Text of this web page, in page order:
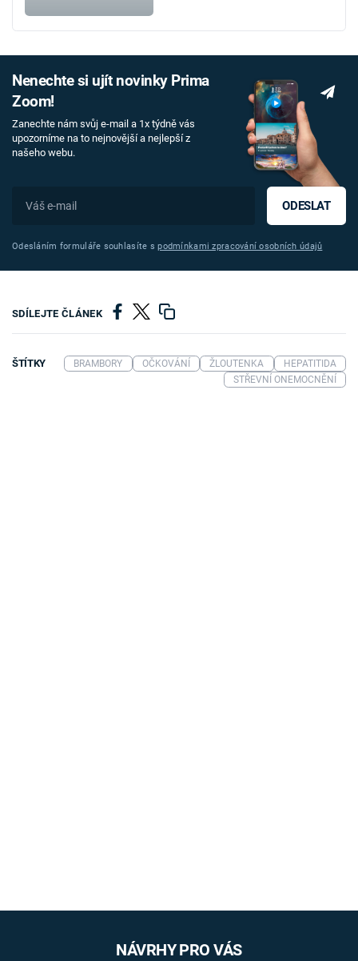
Nenechte si ujít novinky Prima
Zoom!
Zanechte nám svůj e-mail a 1x týdně vás
upozorníme na to nejnovější a nejlepší z
našeho webu.
ODESLAT
Odesláním formuláře souhlasíte spodmínkami zpracování osobních údajů
SDÍLEJTE ČLÁNEK
ŠTÍTKY BRAMBORY OČKOVÁNÍ ŽLOUTENKA
HEPATITIDA
STŘEVNÍ ONEMOCNĚNÍ
NÁVRHY PRO VÁS